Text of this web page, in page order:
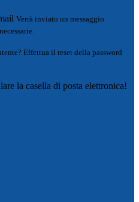
Verrà inviato un messaggio
Effettua il reset della password
la casella di posta elettronica!